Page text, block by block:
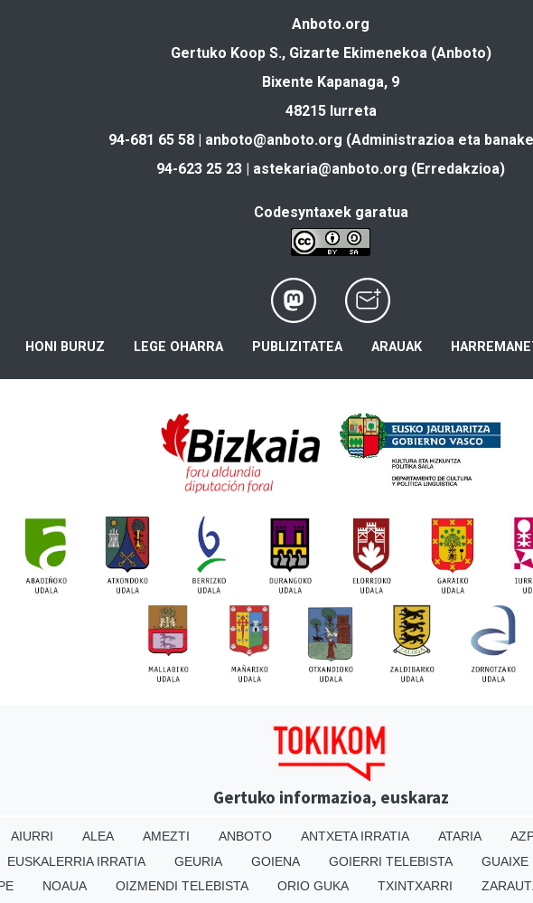
Anboto.org
Gertuko Koop S., Gizarte Ekimenekoa (Anboto)
Bixente Kapanaga, 9
48215 Iurreta
94-681 65 58 | anboto@anboto.org (Administrazioa eta
94-623 25 23 | astekaria@anboto.org (Erredakzioa)
Codesyntaxek garatua
HONI BURUZ LEGE OHARRA PUBLIZITATEA ARAUAK
Gertuko informazioa, euskaraz
AIURRI ALEA AMEZTI ANBOTO ANTXETA IRRATIA ATARIA
EUSKALERRIA IRRATIA GEURIA GOIENA GOIERRI TELEBISTA GUAIXE
NOAUA OIZMENDI TELEBISTA ORIO GUKA TXINTXARRI